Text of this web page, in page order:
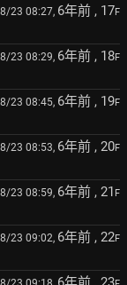
23 08:27, 6年前 , 17F
23 08:29, 6年前 , 18F
23 08:45, 6年前 , 19F
23 08:53, 6年前 , 20F
23 08:59, 6年前 , 21 F
23 09:02, 6年前 , 22F